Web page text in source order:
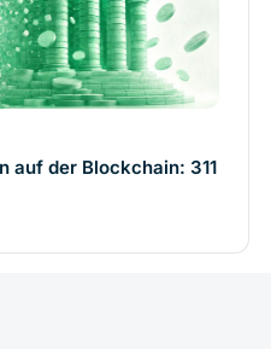
auf der Blockchain: 311